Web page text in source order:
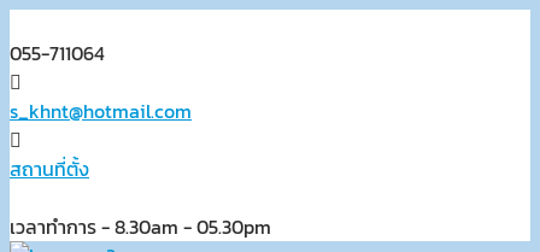
to
content
055-711064
s_khnt@hotmail.com
สถานที่ตั้ง
เวลาทำการ - 8.30am - 05.30pm